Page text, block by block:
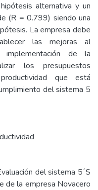
alternativa y un
(R = 0.799) siendo una
La empresa debe
las mejoras al
de la
los presupuestos
que está
del sistema 5
del sistema 5´S
de la empresa Novacero